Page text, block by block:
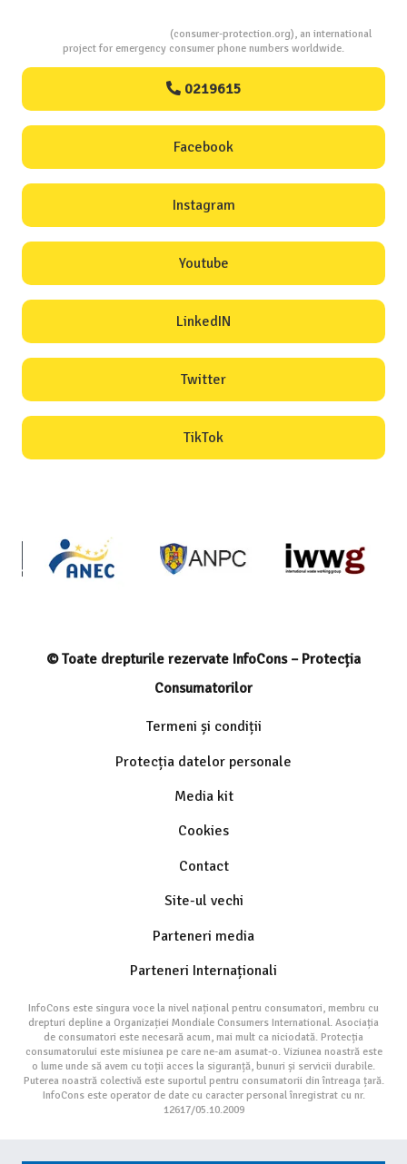
(consumer-protection.org), an international
project for emergency consumer phone numbers worldwide.
0219615
Facebook
Instagram
Youtube
LinkedIN
Twitter
TikTok
© Toate drepturile rezervate InfoCons – Protecția
Consumatorilor
Termeni și condiții
Protecția datelor personale
Media kit
Cookies
Contact
Site-ul vechi
Parteneri media
Parteneri Internaționali
InfoCons este singura voce la nivel național pentru consumatori, membru cu
drepturi depline a Organizației Mondiale Consumers International. Asociația
de consumatori este necesară acum, mai mult ca niciodată. Protecția
consumatorului este misiunea pe care ne-am asumat-o. Viziunea noastră este
o lume unde să avem cu toții acces la siguranță, bunuri și servicii durabile.
Puterea noastră colectivă este suportul pentru consumatorii din întreaga țară.
InfoCons este operator de date cu caracter personal înregistrat cu nr.
12617/05.10.2009